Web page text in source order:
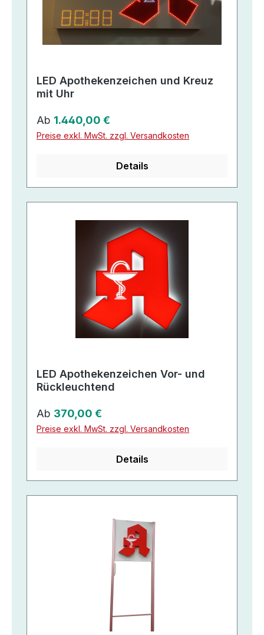
LED Apothekenzeichen und Kreuz
mit Uhr
Regulärer Preis:
Ab 1.440,00 €
Preise exkl. MwSt. zzgl. Versandkosten
Details
LED Apothekenzeichen Vor- und
Rückleuchtend
Regulärer Preis:
Ab 370,00 €
Preise exkl. MwSt. zzgl. Versandkosten
Details